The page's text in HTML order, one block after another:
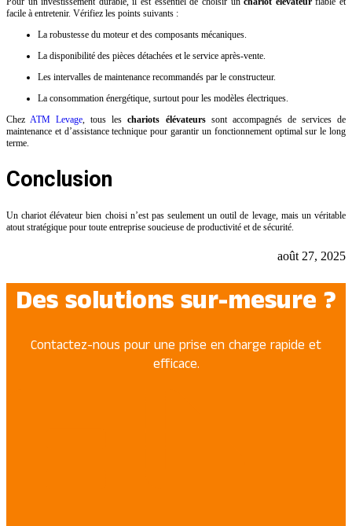
facile à entretenir. Vérifiez les points suivants :
La robustesse du moteur et des composants mécaniques.
La disponibilité des pièces détachées et le service après-vente.
Les intervalles de maintenance recommandés par le constructeur.
La consommation énergétique, surtout pour les modèles électriques.
Chez ATM Levage , tous leschariots élévateurssont accompagnés de services de
maintenance et d’assistance technique pour garantir un fonctionnement optimal sur le long
terme.
Conclusion
Un chariot élévateur bien choisi n’est pas seulement un outil de levage, mais un véritable
atout stratégique pour toute entreprise soucieuse de productivité et de sécurité.
août 27, 2025
Des solutions sur-mesure ?
Contactez-nous pour une prise en charge rapide et
efficace.